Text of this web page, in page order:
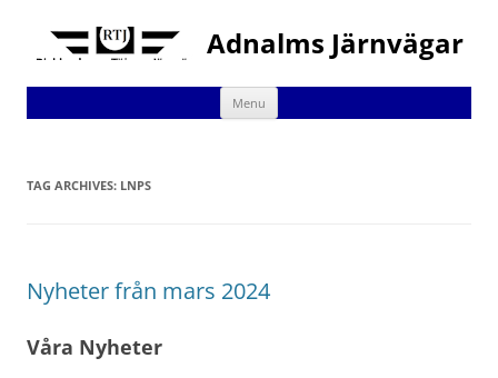
Adnalms Järnvägar
Menu Skip
content
TAG ARCHIVES: LNPS
Nyheter från mars 2024
Våra Nyheter